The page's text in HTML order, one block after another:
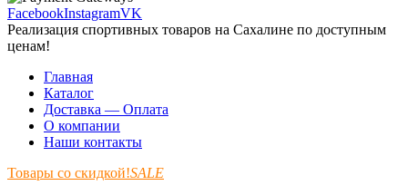
FacebookInstagramVK
Реализация спортивных товаров на Сахалине по доступным
ценам!
Главная
Каталог
Доставка — Оплата
О компании
Наши контакты
Товары со скидкой!SALE